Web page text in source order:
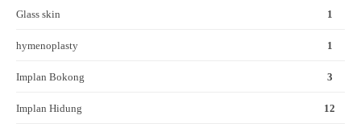
Glass skin 1
hymenoplasty 1
Implan Bokong 3
Implan Hidung 12